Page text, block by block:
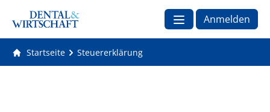
Anmelden
Startseite Steuererklärung